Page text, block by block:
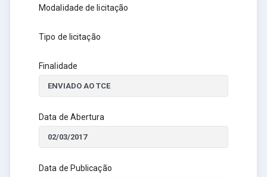
Modalidade de licitação
Tipo de licitação
Finalidade
Data de Abertura
Data de Publicação